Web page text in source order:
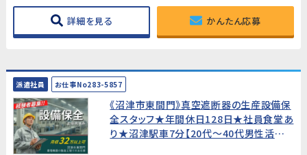
詳細を見る かんたん応募
派遣社員 お仕事No283-5857
《沼津市東間門》真空遮断器の生産設備保
全スタッフ★年間休日128日★社員食堂あ
り★沼津駅車7分【20代～40代男性活躍